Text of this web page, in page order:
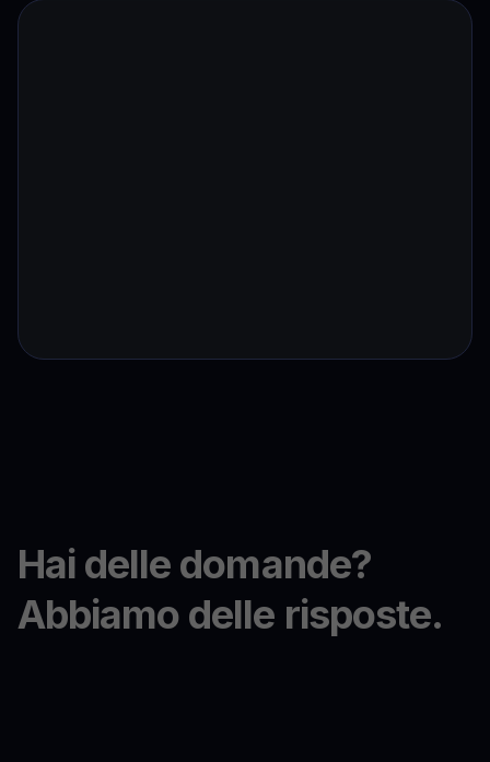
Hai delle domande?
Abbiamo delle risposte.